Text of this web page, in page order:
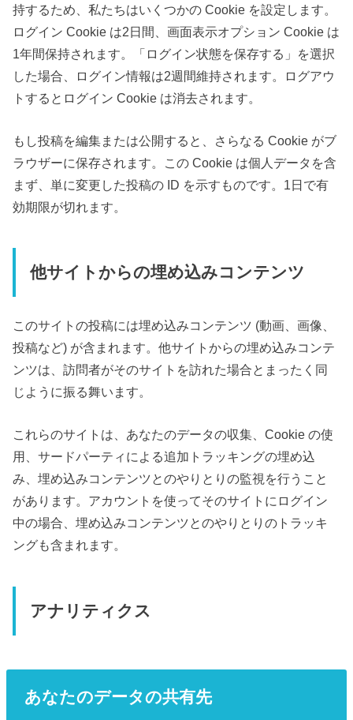
持するため、私たちはいくつかの Cookie を設定します。
ログイン Cookie は2日間、画面表示オプション Cookie は
1年間保持されます。「ログイン状態を保存する」を選択
した場合、ログイン情報は2週間維持されます。ログアウ
トするとログイン Cookie は消去されます。
もし投稿を編集または公開すると、さらなる Cookie がブ
ラウザーに保存されます。この Cookie は個人データを含
まず、単に変更した投稿の ID を示すものです。1日で有
効期限が切れます。
他サイトからの埋め込みコンテンツ
このサイトの投稿には埋め込みコンテンツ (動画、画像、
投稿など) が含まれます。他サイトからの埋め込みコンテ
ンツは、訪問者がそのサイトを訪れた場合とまったく同
じように振る舞います。
これらのサイトは、あなたのデータの収集、Cookie の使
用、サードパーティによる追加トラッキングの埋め込
み、埋め込みコンテンツとのやりとりの監視を行うこと
があります。アカウントを使ってそのサイトにログイン
中の場合、埋め込みコンテンツとのやりとりのトラッキ
ングも含まれます。
アナリティクス
あなたのデータの共有先